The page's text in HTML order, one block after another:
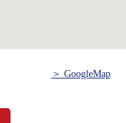
＞ GoogleMap